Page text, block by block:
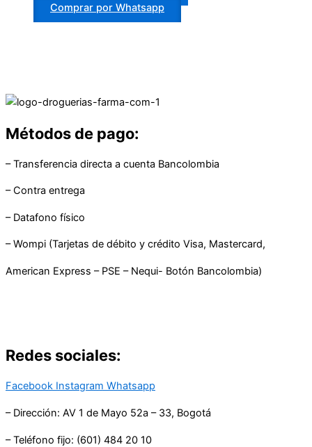
Comprar por Whatsapp
Métodos de pago:
– Transferencia directa a cuenta Bancolombia
– Contra entrega
– Datafono físico
– Wompi (Tarjetas de débito y crédito Visa, Mastercard,
American Express – PSE – Nequi- Botón Bancolombia)
Redes sociales:
Facebook Instagram Whatsapp
– Dirección: AV 1 de Mayo 52a – 33, Bogotá
– Teléfono fijo: (601) 484 20 10